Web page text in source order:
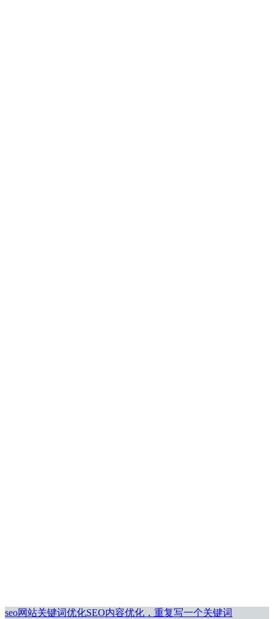
seo网站关键词优化SEO内容优化，重复写一个关键词